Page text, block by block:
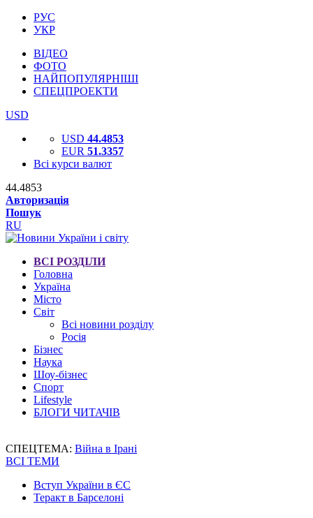
РУС
УКР
ВІДЕО
ФОТО
НАЙПОПУЛЯРНІШІ
СПЕЦПРОЕКТИ
USD
USD 44.4853
EUR 51.3357
Всі курси валют
44.4853
Авторизація
Пошук
RU
ВСІ РОЗДІЛИ
Головна
Україна
Місто
Світ
Всі новини розділу
Росія
Бізнес
Наука
Шоу-бізнес
Спорт
Lifestyle
БЛОГИ ЧИТАЧІВ
СПЕЦТЕМА: Війна в Ірані
ВСІ ТЕМИ
Вступ України в ЄС
Теракт в Барселоні